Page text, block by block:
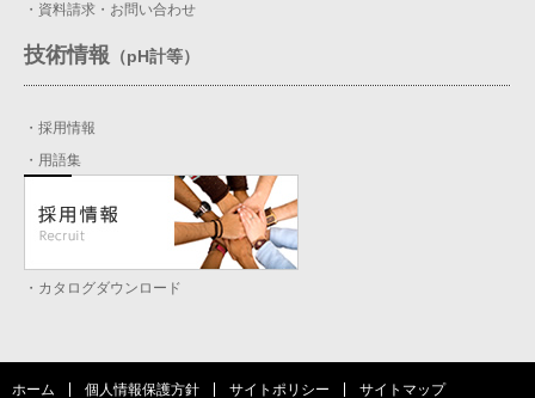
・資料請求・お問い合わせ
技術情報 （pH計等）
・採用情報
・用語集
・カタログダウンロード
ホーム 個人情報保護方針 サイトポリシー サイトマップ